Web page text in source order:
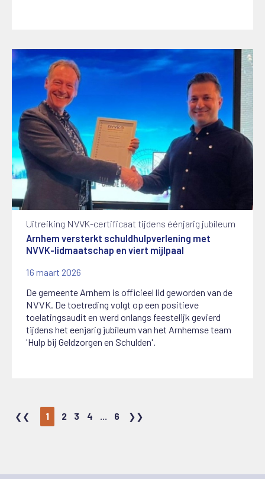
Uitreiking NVVK-certificaat tijdens éénjarig jubileum
Arnhem versterkt schuldhulpverlening met
NVVK-lidmaatschap en viert mijlpaal
16 maart 2026
De gemeente Arnhem is officieel lid geworden van de
NVVK. De toetreding volgt op een positieve
toelatingsaudit en werd onlangs feestelijk gevierd
tijdens het eenjarig jubileum van het Arnhemse team
'Hulp bij Geldzorgen en Schulden'.
1 2 3 4 ... 6